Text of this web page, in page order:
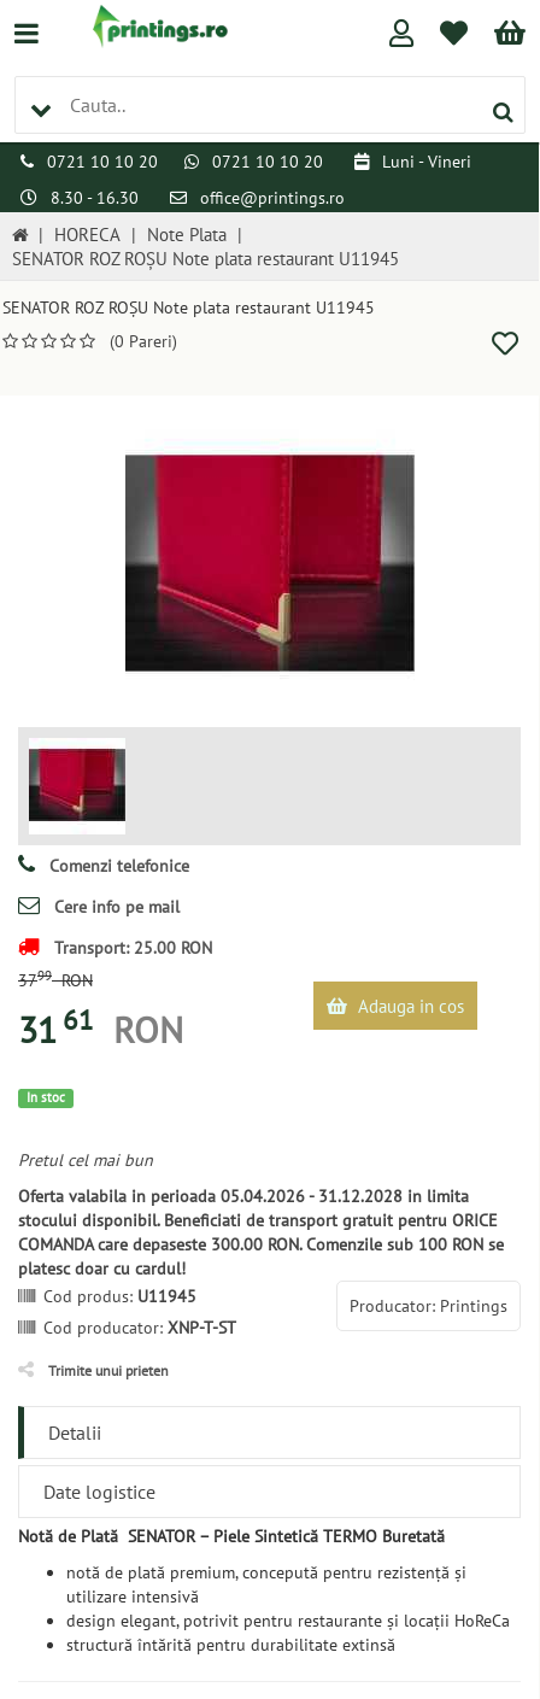
0721 10 10 20 0721 10 10 20
Luni - Vineri
8.30 - 16.30
office@printings.ro
| HORECA | Note Plata |
SENATOR ROZ ROȘU Note plata restaurant U11945
SENATOR ROZ ROȘU Note plata restaurant U11945
(0 Pareri)
Comenzi telefonice
Cere info pe mail
Transport: 25.00 RON
3799RON
31 61 RON Adauga in cos
In stoc
Pretul cel mai bun
Oferta valabila in perioada 05.04.2026 - 31.12.2028 in limita
stocului disponibil. Beneficiati de transport gratuit pentru ORICE
COMANDA care depaseste 300.00 RON. Comenzile sub 100 RON se
platesc doar cu cardul!
Producator: Printings
Cod produs: U11945
Cod producator: XNP-T-ST
Trimite unui prieten
Detalii
Date logistice
Notă de Plată SENATOR – Piele Sintetică TERMO Buretată
notă de plată premium, concepută pentru rezistență și
utilizare intensivă
design elegant, potrivit pentru restaurante și locații HoReCa
structură întărită pentru durabilitate extinsă